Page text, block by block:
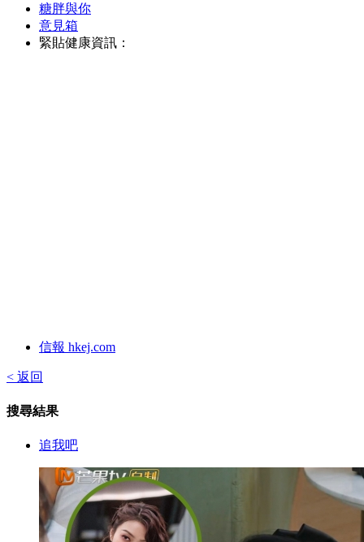
糖胖與你
意見箱
緊貼健康資訊：
信報 hkej.com
< 返回
搜尋結果
追我吧